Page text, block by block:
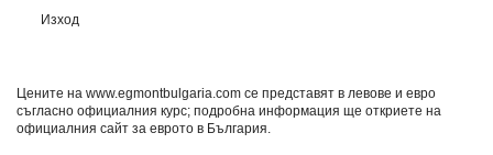
Изход
Цените на www.egmontbulgaria.com се представят в левове и евро
съгласно официалния курс; подробна информация ще откриете на
официалния сайт за еврото в България